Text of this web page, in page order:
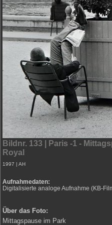
Bildnr. 133 | Paris -1 -
Royal
1997 | AH
Aufnahmedaten:
Digitalisierte analoge Aufnahme (KB-
Über das Foto:
Mittagspause im Park
Portrait
Regionen (D)
Reise
Schnappschuss
Stillleben
Straße
Trüber Wintertag